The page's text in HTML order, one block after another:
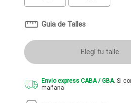
Guia de Talles
Elegí tu talle
Envio express CABA / GBA.Si
mañana